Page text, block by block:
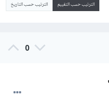
الترتيب حسب التقييم الترتيب حسب التاريخ
0